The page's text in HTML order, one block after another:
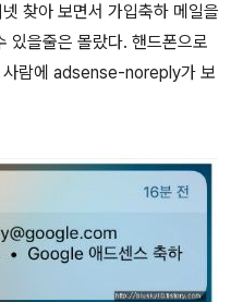
찾아 보면서 가입축하 메일을
있을줄은 몰랐다. 핸드폰으로
사람에 adsense-noreply가 보